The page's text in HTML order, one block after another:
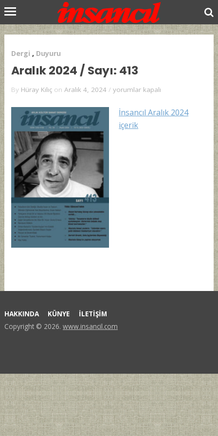
Dergi , Duyuru
Aralık 2024 / Sayı: 413
By Hüray Kılıç on Aralık 4, 2024 / Aralık
Sayı:
413
yorumlar kapalı
İnsancıl Aralık 2024
içerik
HAKKINDA KÜNYE
İLETİŞİM
Copyright © 2026. www.insancil.com